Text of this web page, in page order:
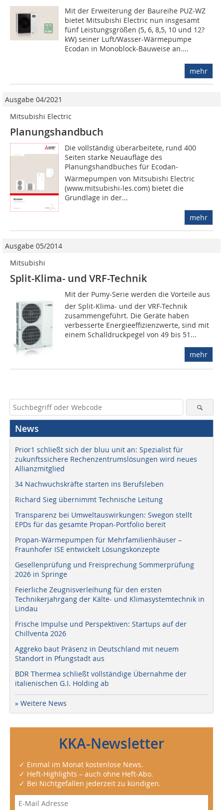
Mit der Erweiterung der Baureihe PUZ-WZ
bietet Mitsubishi Electric nun insgesamt
fünf Leistungsgrößen (5, 6, 8,5, 10 und 12?
kW) seiner Luft/Wasser-Wärmepumpe
Ecodan in Monoblock-Bauweise an....
mehr
Ausgabe 04/2021
Mitsubishi Electric
Planungshandbuch
Die vollständig überarbeitete, rund 400
Seiten starke Neuauflage des
Planungshandbuches für Ecodan-
Wärmepumpen von Mitsubishi Electric
(www.mitsubishi-les.com) bietet die
Grundlage in der...
mehr
Ausgabe 05/2014
Mitsubishi
Split-Klima- und VRF-Technik
Mit der Pumy-Serie werden die Vorteile aus
der Split-Klima- und der VRF-Technik
zusammengeführt. Die Geräte haben
verbesserte Energieeffizienzwerte, sind mit
einem Schalldruckpegel von 49 bis 51...
mehr
News
Prior1 schließt sich der bluu unit an: Spezialist für
zukunftssichere Rechenzentrumslösungen wird neues
Allianzmitglied
34 Nachwuchskräfte starten ins Berufsleben
Richard Sieg übernimmt Technische Leitung
Transparenz bei Umweltauswirkungen: Swegon stellt
EPDs für das gesamte Propan-Portfolio bereit
Propan-Wärmepumpen für Mehrfamilienhäuser –
Fraunhofer ISE entwickelt Lösungskonzepte
Gesellenprüfung und Freisprechung Sommerprüfung
2026 in Springe
Feierliche Zeugnisverleihung für den ersten
Technikerjahrgang der Kälte- und Klimasystemtechnik in
Lindau
Frische Impulse und Perspektiven: Startups auf der
Chillventa 2026
Aggreko baut Präsenz in Deutschland mit neuem
Standort in Pfungstadt aus
BDR Thermea schließt vollständige Übernahme der
italienischen G.I. Holding ab
» Weitere News
KKA-Newsletter
✓ Einmal im Monat kostenlose News.
✓ Heft-Highlights – auch ohne Heft-Abo.
✓ Bei Nichtgefallen jederzeit zu kündigen.